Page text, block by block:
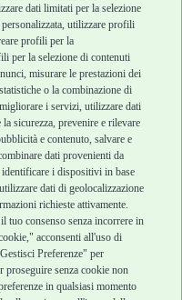
dati limitati per la selezione
utilizzare profili
profili per la
per la selezione di contenuti
misurare le prestazioni dei
o la combinazione di
i servizi, utilizzare dati
sicurezza, prevenire e rilevare
e contenuto, salvare e
dati provenienti da
i dispositivi in base
dati di geolocalizzazione
richieste attivamente.
tuo consenso senza incorrere in
acconsenti all'uso di
Preferenze" per
proseguire senza cookie non
in qualsiasi momento
sicuri
e condizioni
vendita
di
e Reso